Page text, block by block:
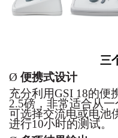
三
Ø 便携式设计
充分利用GSI 18的便
2.5磅 ， 非常适合从
可选择交流电或电池
进行10小时的测试。